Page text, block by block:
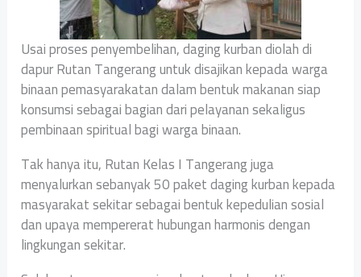
Usai proses penyembelihan, daging kurban diolah di
dapur Rutan Tangerang untuk disajikan kepada warga
binaan pemasyarakatan dalam bentuk makanan siap
konsumsi sebagai bagian dari pelayanan sekaligus
pembinaan spiritual bagi warga binaan.
Tak hanya itu, Rutan Kelas I Tangerang juga
menyalurkan sebanyak 50 paket daging kurban kepada
masyarakat sekitar sebagai bentuk kepedulian sosial
dan upaya mempererat hubungan harmonis dengan
lingkungan sekitar.